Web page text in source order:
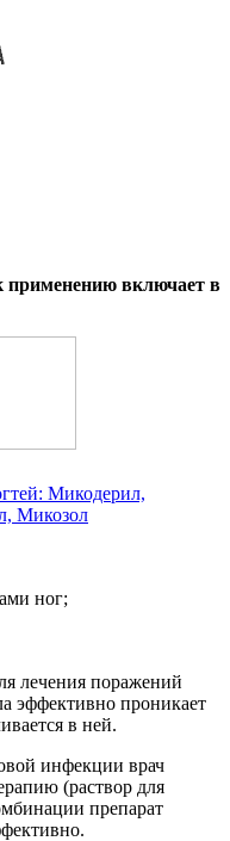
применению включает в
Микодерил,
Микозол
ног;
лечения поражений
эффективно проникает
в ней.
инфекции врач
(раствор для
препарат